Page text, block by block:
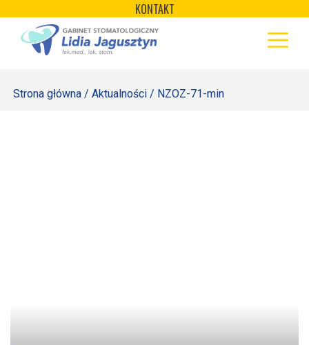
content
KONTAKT ×
STRONA GŁÓWNA
REJESTRACJA
Strona główna / Aktualności / NZOZ-71-min